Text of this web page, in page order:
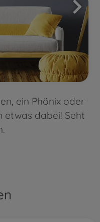
ein Phönix oder
etwas dabei! Seht